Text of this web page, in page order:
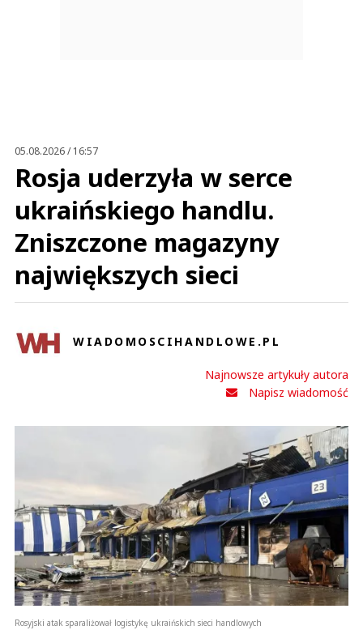
05.08.2026 / 16:57
Rosja uderzyła w serce
ukraińskiego handlu.
Zniszczone magazyny
największych sieci
WIADOMOSCIHANDLOWE.PL
Najnowsze artykuły autora
Napisz wiadomość
Rosyjski atak sparaliżował logistykę ukraińskich sieci handlowych